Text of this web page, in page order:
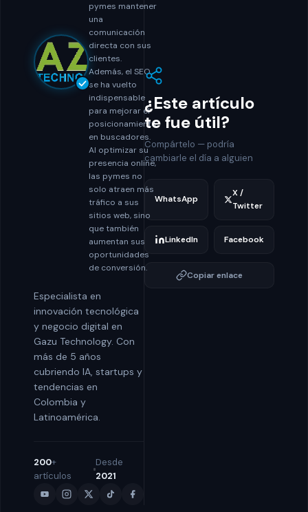
pymes mantener
una
comunicación
directa con sus
clientes.
Además, el SEO
se ha vuelto
indispensable
para mejorar el
posicionamiento
en buscadores.
Al optimizar su
presencia online,
las pymes no
solo atraen más
tráfico a sus
sitios web, sino
que también
aumentan sus
oportunidades
de conversión.
Especialista en
innovación tecnológica
y negocio digital en
Gazu Technology. Con
más de 5 años
cubriendo IA, startups y
tendencias en
Colombia y
Latinoamérica.
200+
artículos
Desde
2021
¿Este artículo
te fue útil?
Compártelo — podría
cambiarle el día a alguien
WhatsApp
X /
Twitter
LinkedIn Facebook
Copiar enlace